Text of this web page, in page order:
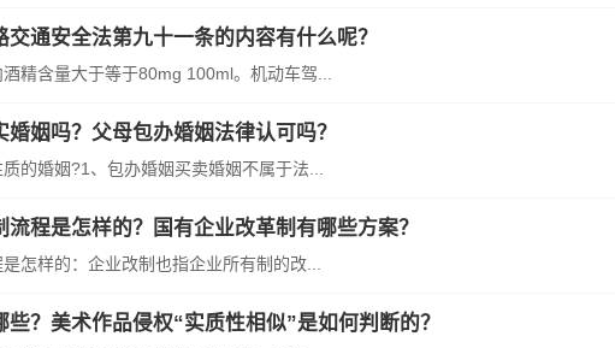
通安全法第九十一条的内容有什么呢？
精含量大于等于80mg 100ml。机动车驾...
姻吗？父母包办婚姻法律认可吗？
的婚姻?1、包办婚姻买卖婚姻不属于法...
程是怎样的？国有企业改革制有哪些方案？
怎样的：企业改制也指企业所有制的改...
？美术作品侵权“实质性相似”是如何判断的？